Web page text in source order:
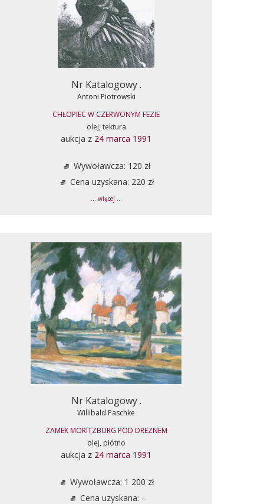
Nr Katalogowy .
Antoni Piotrowski
CHŁOPIEC W CZERWONYM FEZIE
olej, tektura
aukcja z 24 marca 1991
Wywoławcza: 120 zł
Cena uzyskana: 220 zł
... więcej ...
Nr Katalogowy .
Willibald Paschke
ZAMEK MORITZBURG POD DREZNEM
olej, płótno
aukcja z 24 marca 1991
Wywoławcza: 1 200 zł
Cena uzyskana: -